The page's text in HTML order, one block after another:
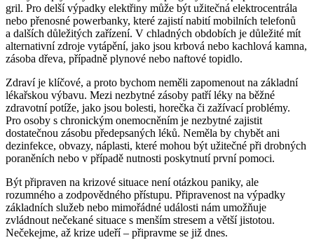
gril. Pro delší výpadky elektřiny může být užitečná elektrocentrála
nebo přenosné powerbanky, které zajistí nabití mobilních telefonů
a dalších důležitých zařízení. V chladných obdobích je důležité mít
alternativní zdroje vytápění, jako jsou krbová nebo kachlová kamna,
zásoba dřeva, případně plynové nebo naftové topidlo.
Zdraví je klíčové, a proto bychom neměli zapomenout na základní
lékařskou výbavu. Mezi nezbytné zásoby patří léky na běžné
zdravotní potíže, jako jsou bolesti, horečka či zažívací problémy.
Pro osoby s chronickým onemocněním je nezbytné zajistit
dostatečnou zásobu předepsaných léků. Neměla by chybět ani
dezinfekce, obvazy, náplasti, které mohou být užitečné při drobných
poraněních nebo v případě nutnosti poskytnutí první pomoci.
Být připraven na krizové situace není otázkou paniky, ale
rozumného a zodpovědného přístupu. Připravenost na výpadky
základních služeb nebo mimořádné události nám umožňuje
zvládnout nečekané situace s menším stresem a větší jistotou.
Nečekejme, až krize udeří – připravme se již dnes.